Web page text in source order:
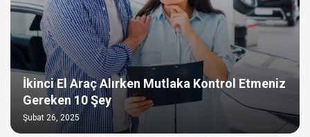
İkinci El Araç Alırken Mutlaka Kontrol Etmeniz
Gereken 10 Şey
Şubat 26, 2025